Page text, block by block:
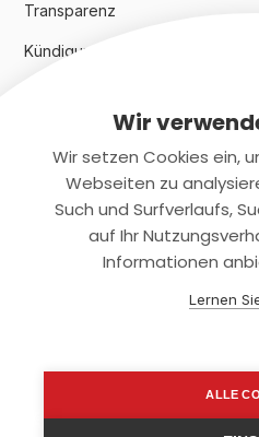
Transparenz
Kündigungsindex 2024
Rechtliches
Datenschutz
Wir
Wir setzen Cookies ein,
Webseiten zu
Such und Surfverlaufs,
auf Ihr
Informationen
Lernen
ALLE